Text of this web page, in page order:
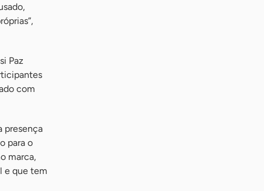
Paz
com
presença
para o
marca,
e que tem